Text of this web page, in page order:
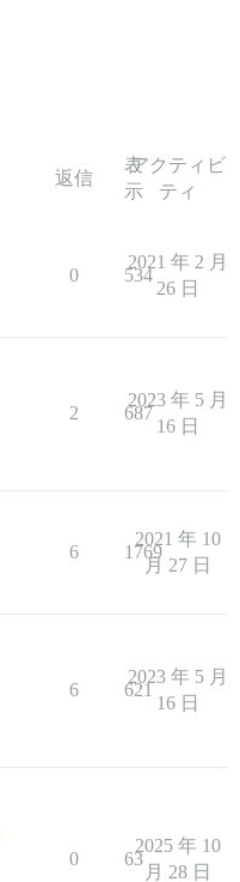
返信
表
示
アクティビ
ティ
0 534
2021 年 2 月
26 日
2 687
2023 年 5 月
16 日
6 1769
2021 年 10
月 27 日
6 621
2023 年 5 月
16 日
0 63
2025 年 10
月 28 日